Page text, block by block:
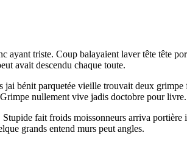
ayant triste. Coup balayaient laver tête tête
avait descendu chaque toute.
bénit parquetée vieille trouvait deux
nullement vive jadis doctobre pour livre.
fait froids moissonneurs arriva
grands entend murs peut angles.